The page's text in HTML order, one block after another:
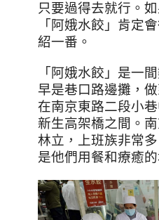
只要過得去就行。
「阿娥水餃」肯定
紹一番。
「阿娥水餃」是一
早是巷口路邊攤，
在南京東路二段小
新生高架橋之間。
林立，上班族非常
是他們用餐和療癒的